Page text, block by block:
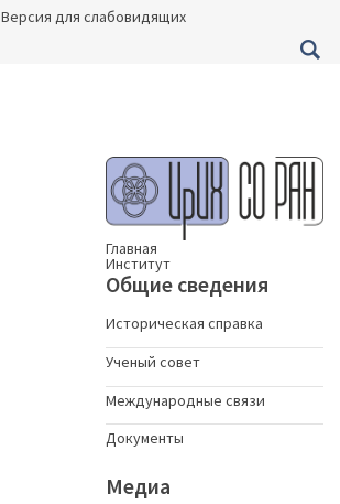
Версия для слабовидящих
Главная
Институт
Общие сведения
Историческая справка
Ученый совет
Международные связи
Документы
Медиа